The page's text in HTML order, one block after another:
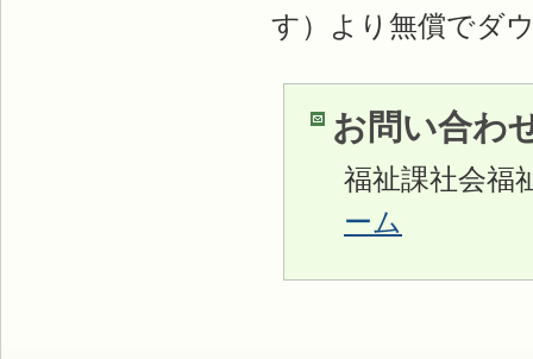
す）より無償でダ
お問い合わ
福祉課社会福
ーム